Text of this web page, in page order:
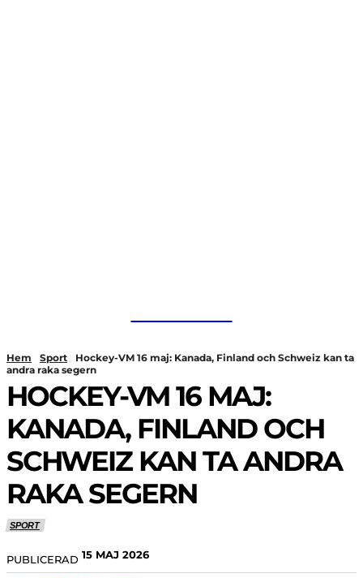
Hem Sport
Hockey-VM 16 maj: Kanada, Finland och Schweiz kan ta
andra raka segern
HOCKEY-VM 16 MAJ:
KANADA, FINLAND OCH
SCHWEIZ KAN TA ANDRA
RAKA SEGERN
SPORT
PUBLICERAD 15 MAJ 2026